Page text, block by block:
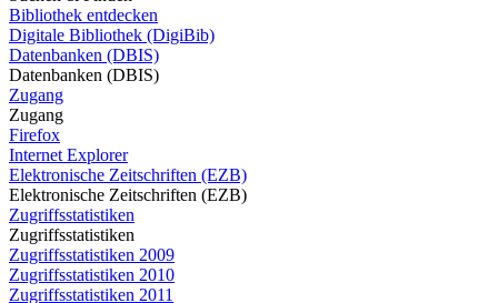
Bibliothek entdecken
Digitale Bibliothek (DigiBib)
Datenbanken (DBIS)
Datenbanken (DBIS)
Zugang
Zugang
Firefox
Internet Explorer
Elektronische Zeitschriften (EZB)
Elektronische Zeitschriften (EZB)
Zugriffsstatistiken
Zugriffsstatistiken
Zugriffsstatistiken 2009
Zugriffsstatistiken 2010
Zugriffsstatistiken 2011